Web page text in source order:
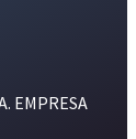
EMPRESA